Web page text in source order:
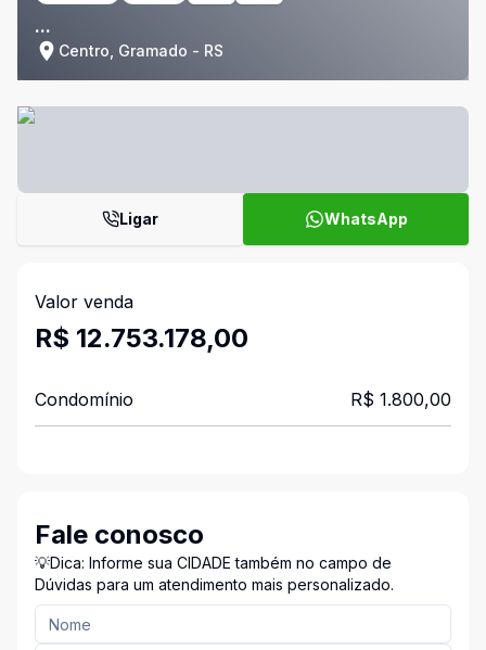
...
Centro, Gramado - RS
Ligar WhatsApp
Valor venda
R$ 12.753.178,00
Condomínio R$ 1.800,00
Fale conosco
💡Dica: Informe sua CIDADE também no campo de
Dúvidas para um atendimento mais personalizado.